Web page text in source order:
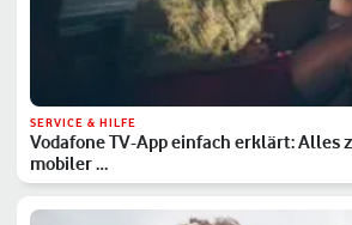
SERVICE & HILFE
Vodafone TV-App einfach erklärt: Alles
mobiler …